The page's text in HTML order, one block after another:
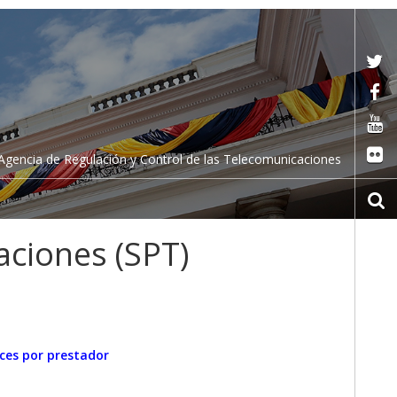
de Regulación y Control de las Telecomunicaciones
(SPT)
por prestador